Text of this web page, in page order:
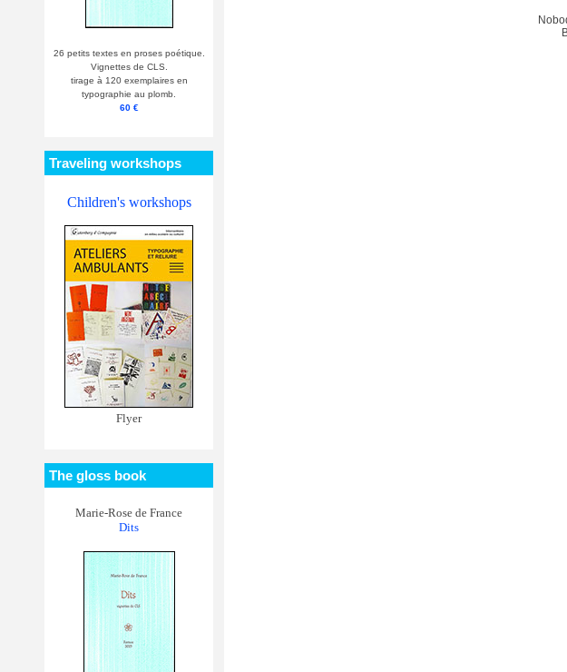
26 petits textes en proses poétique.
Vignettes de CLS.
tirage à 120 exemplaires en
typographie au plomb.
60 €
Traveling workshops
Children's workshops
Flyer
The gloss book
Marie-Rose de France
Dits